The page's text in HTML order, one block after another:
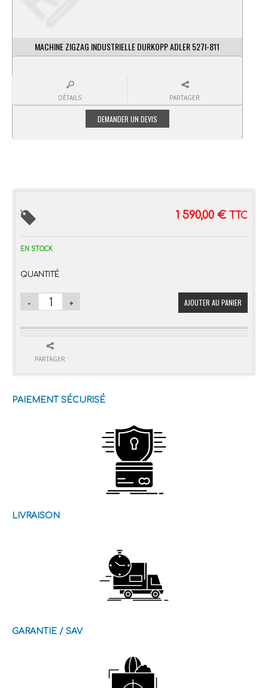
MACHINE ZIGZAG INDUSTRIELLE DURKOPP ADLER 527I-811
DÉTAILS PARTAGER
1 590,00 € TTC
EN STOCK
QUANTITÉ
AJOUTER AU PANIER
PARTAGER
PAIEMENT SÉCURISÉ
LIVRAISON
GARANTIE / SAV